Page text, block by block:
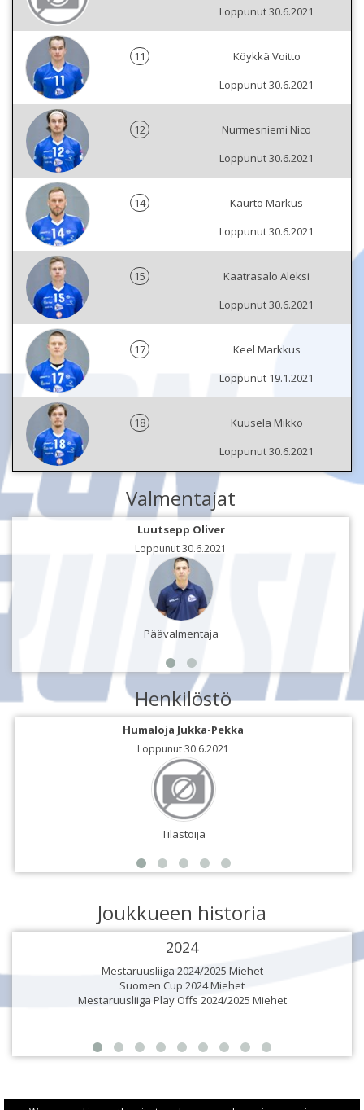
Loppunut 30.6.2021
11
Köykkä Voitto
Loppunut 30.6.2021
12
Nurmesniemi Nico
Loppunut 30.6.2021
14
Kaurto Markus
Loppunut 30.6.2021
15
Kaatrasalo Aleksi
Loppunut 30.6.2021
17
Keel Markkus
Loppunut 19.1.2021
18
Kuusela Mikko
Loppunut 30.6.2021
Valmentajat
Luutsepp Oliver
Loppunut 30.6.2021
Päävalmentaja
Henkilöstö
Humaloja Jukka-Pekka
Loppunut 30.6.2021
Tilastoija
Joukkueen historia
2024
Mestaruusliiga 2024/2025 Miehet
Suomen Cup 2024 Miehet
Mestaruusliiga Play Offs 2024/2025 Miehet